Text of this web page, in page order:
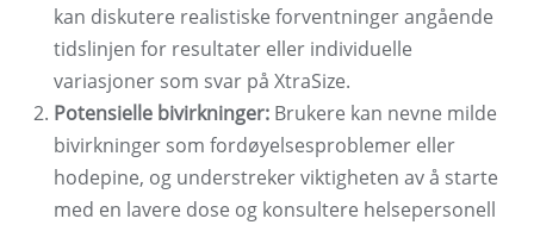
kan diskutere realistiske forventninger angående
tidslinjen for resultater eller individuelle
variasjoner som svar på XtraSize.
Potensielle bivirkninger: Brukere kan nevne milde
bivirkninger som fordøyelsesproblemer eller
hodepine, og understreker viktigheten av å starte
med en lavere dose og konsultere helsepersonell